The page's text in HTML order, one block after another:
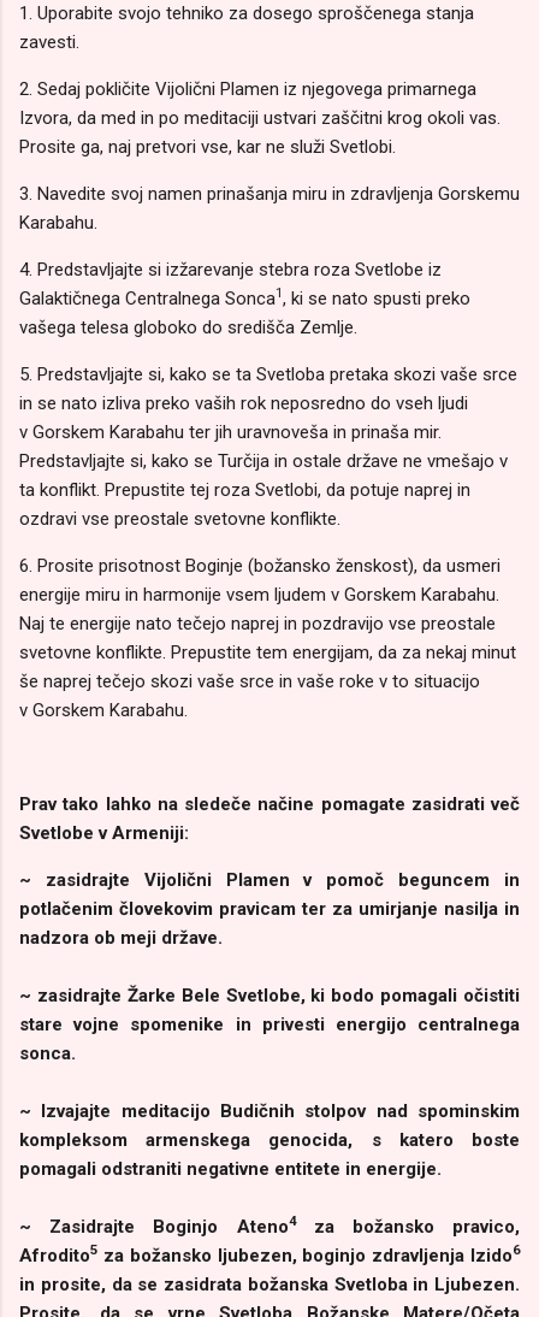
1. Uporabite svojo tehniko za dosego sproščenega stanja
zavesti.
2. Sedaj pokličite Vijolični Plamen iz njegovega primarnega
Izvora, da med in po meditaciji ustvari zaščitni krog okoli vas.
Prosite ga, naj pretvori vse, kar ne služi Svetlobi.
3. Navedite svoj namen prinašanja miru in zdravljenja Gorskemu
Karabahu.
4. Predstavljajte si izžarevanje stebra roza Svetlobe iz
Galaktičnega Centralnega Sonca1, ki se nato spusti preko
vašega telesa globoko do središča Zemlje.
5. Predstavljajte si, kako se ta Svetloba pretaka skozi vaše srce
in se nato izliva preko vaših rok neposredno do vseh ljudi
v Gorskem Karabahu ter jih uravnoveša in prinaša mir.
Predstavljajte si, kako se Turčija in ostale države ne vmešajo v
ta konflikt. Prepustite tej roza Svetlobi, da potuje naprej in
ozdravi vse preostale svetovne konflikte.
6. Prosite prisotnost Boginje (božansko ženskost), da usmeri
energije miru in harmonije vsem ljudem v Gorskem Karabahu.
Naj te energije nato tečejo naprej in pozdravijo vse preostale
svetovne konflikte. Prepustite tem energijam, da za nekaj minut
še naprej tečejo skozi vaše srce in vaše roke v to situacijo
v Gorskem Karabahu.
Prav tako lahko na sledeče načine pomagate zasidrati več
Svetlobe v Armeniji:
~ zasidrajte Vijolični Plamen v pomoč beguncem in
potlačenim človekovim pravicam ter za umirjanje nasilja in
nadzora ob meji države.
~ zasidrajte Žarke Bele Svetlobe, ki bodo pomagali očistiti
stare vojne spomenike in privesti energijo centralnega
sonca.
~ Izvajajte meditacijo Budičnih stolpov nad spominskim
kompleksom armenskega genocida, s katero boste
pomagali odstraniti negativne entitete in energije.
~ Zasidrajte Boginjo Ateno4za božansko pravico,
Afrodito5 za božansko ljubezen, boginjo zdravljenja Izido6
in prosite, da se zasidrata božanska Svetloba in Ljubezen.